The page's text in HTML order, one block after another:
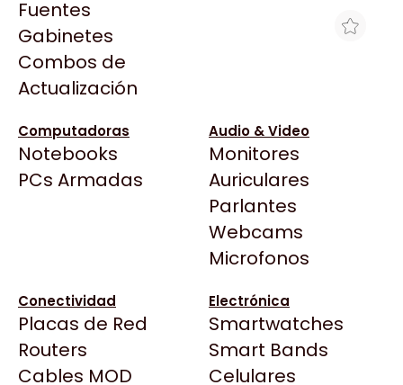
Fuentes
Gabinetes
Combos de
Actualización
Computadoras
Notebooks
PCs Armadas
Audio & Video
Monitores
Auriculares
Parlantes
Webcams
Microfonos
Conectividad
Placas de Red
Routers
Cables MOD
Electrónica
Smartwatches
Smart Bands
Celulares
Antec
Arkham
Asrock
BenQ
CX
Cooler Master
Deepcool
Dell
EVGA
Gamemax
Todas las Tiendas
Click Gaming
Compufan Store
Dinobyte
NOTEBOOK LENOVO 15.6" IDEAPAD
SLIM 3 15AMN8 RYZEN 3 7320U 16GB
$1.265.740
Ver producto en la página de XT-PC